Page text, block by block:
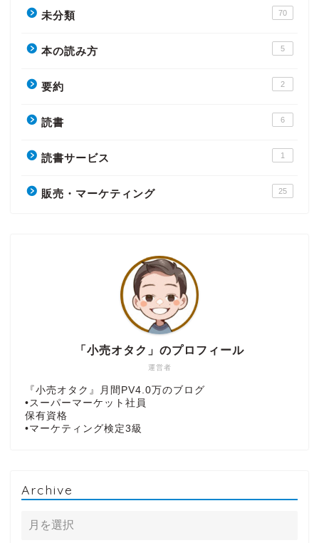
未分類 70
本の読み方 5
要約 2
読書 6
読書サービス 1
販売・マーケティング 25
運営者
「小売オタク」のプロフィール
『小売オタク』月間PV4.0万のブログ
•スーパーマーケット社員
保有資格
•マーケティング検定3級
Archive